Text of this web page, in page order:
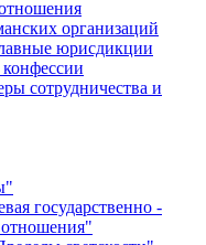
организаций
юрисдикции
сотрудничества и
государственно -